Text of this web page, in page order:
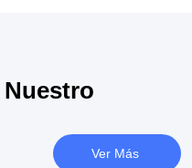
Nuestro
Ver Más